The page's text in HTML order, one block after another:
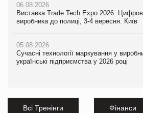
06.08.2026
Виставка Trade Tech Expo 2026:
виробника до полиці, 3-4 вересня. Київ
05.08.2026
Сучасні технології маркування у
українські підприємства у 2026 році
Всі Тренінги Фінанси